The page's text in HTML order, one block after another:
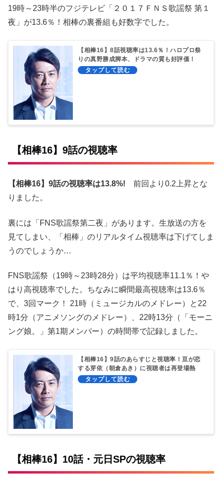
19時～23時半のフジテレビ「２０１７ＦＮＳ歌謡祭 第１
夜」が13.6％！相棒の裏番組も好数字でした。
【相棒16】8話視聴率は13.6％！ハロプロ祭
りの真野勝成脚本、ドラマの質も好評価！
【相棒16】9話の視聴率
【相棒16】9話の視聴率は13.8%! 前回より0.2上昇とな
りました。
裏には「FNS歌謡祭第二夜」があります。生放送の方を
見てしまい、「相棒」のリアルタイム視聴率は下げてしま
うのでしょうか…
FNS歌謡祭（19時～23時28分）は平均視聴率11.1％！や
はり高視聴率でした。ちなみに瞬間最高視聴率は13.6％
で、3回マーク！ 21時（ミュージカルのメドレー）と22
時1分（アニメソングのメドレー）、22時13分（「モーニ
ング娘。」第1期メンバー）の時間帯で記録しました。
【相棒16】9話のあらすじと視聴率！亘が恋
する芽依（朝倉あき）に視聴者は再登場熱
望！
【相棒16】10話・元日SPの視聴率